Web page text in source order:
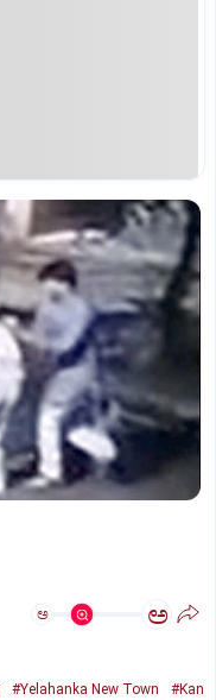
ಅ ಅ
#Yelahanka New Town
#Kan